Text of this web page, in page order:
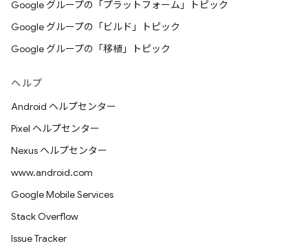
Google グループの「プラットフォーム」トピック
Google グループの「ビルド」トピック
Google グループの「移植」トピック
ヘルプ
Android ヘルプセンター
Pixel ヘルプセンター
Nexus ヘルプセンター
www.android.com
Google Mobile Services
Stack Overflow
Issue Tracker